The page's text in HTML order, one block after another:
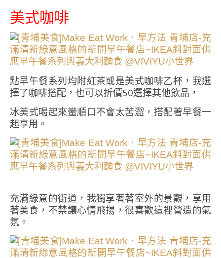
美式咖啡
點早午餐系列均附紅茶或是美式咖啡乙杯，我選
擇了咖啡搭配，也可以折價50選擇其他飲品，
冰美式喝起來蠻順口不會太苦澀，搭配著早餐一
起享用。
充滿綠意的街道，我獨享著著室外的景觀，享用
著美食，不禁讓心情飛揚，很喜歡這裡營造的氣
氛。